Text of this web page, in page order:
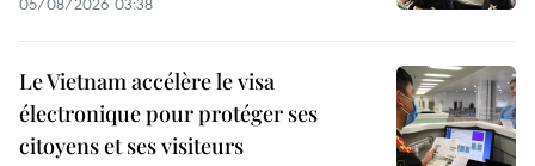
Le Vietnam accélère le visa
électronique pour protéger ses
citoyens et ses visiteurs